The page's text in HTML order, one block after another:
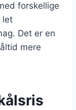
forskellige
let
Det er en
mere